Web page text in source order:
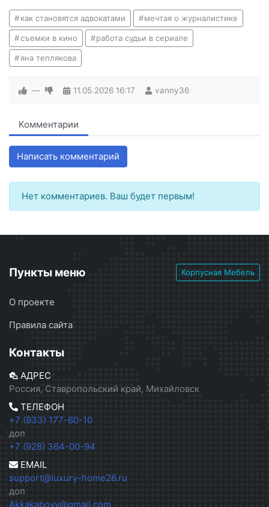
как становятся адвокатами мечтая о журналистике
съемки в кино работа судьи в сериале
яна теплякова
— 11.05.2026 16:17 vanny36
Комментарии
Написать комментарий
Нет комментариев. Ваш будет первым!
Пункты меню Корпусная Мебель
О проекте
Правила сайта
Контакты
АДРЕС
Россия, Ставропольский край, Михайловск
ТЕЛЕФОН
+7 (933) 177-60-10
доп
+7 (928) 364-00-94
EMAIL
support@luxury-home26.ru
доп
Akkakabovv@gmail.com